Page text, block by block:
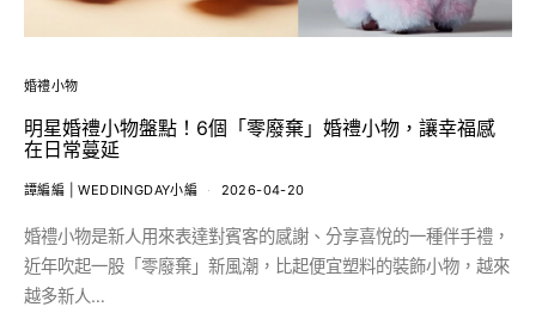
婚禮小物
明星婚禮小物盤點！6個「零廢棄」婚禮小物，讓幸福感
在日常蔓延
譚編編 | WEDDINGDAY小編 2026-04-20
婚禮小物是新人用來表達對賓客的感謝、分享喜悅的一種伴手禮，
近年吹起一股「零廢棄」新風潮，比起便宜塑料的裝飾小物，越來
越多新人…